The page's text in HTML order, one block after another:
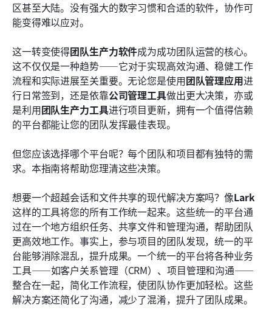
区甚至大陆。没有强大的数字习惯和合适的软件，协作可
能变得难以应对。
这一转变使得团队生产力软件成为成功团队运营的核心。
这不仅仅是一种趋势——它对于实现高效沟通、稳健工作
流程和实际进展至关重要。无论您是使用团队管理应用进
行日常签到，还是依靠公司管理工具做出更大决策，亦或
是利用团队生产力工具进行项目更新，拥有一个值得信赖
的平台都能让您的团队发挥最佳表现。
但您应该选择哪个平台呢？每个团队和项目都有独特的需
求。本指南将帮助您理清这些决策。
想要一个超越会话和文件共享的现代解决方案吗？像Lark
这样的工具将您的所有工作统一起来。这些统一的平台通
过在一个地方组织任务、共享文件和管理沟通，帮助团队
更高效地工作。事实上，参与项目的团队发现，统一的平
台能够消除混乱，提升成果。一个统一的平台将各种业务
工具——如客户关系管理（CRM）、项目管理和沟通——
整合在一起，简化工作流程，使团队协作更加轻松。这些
解决方案还简化了沟通，减少了混淆，提升了团队成果。
2026年八大团队生产力软件
让您的团队更高效：如何最大限度地利用团队生产力
软件
结论
常见问题